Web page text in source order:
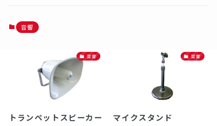
音響
音響
トランペットスピーカー
音響
マイクスタンド